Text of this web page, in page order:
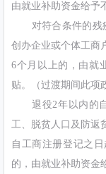
由就业补助资金给予
对符合条件的残疾
创办企业或个体工商
6个月以上的，由就
贴。（过渡期间此项
退役2年以内的自
工、脱贫人口及防返
自工商注册登记之
的，由就业补助资金